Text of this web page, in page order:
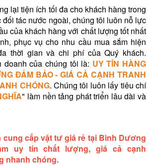
lại tiện ích tối đa cho khách hàng trong
tác nước ngoài, chúng tôi luôn nỗ lực
của khách hàng với chất lượng tốt nhất
phục vụ cho nhu cầu mua sắm hiện
thời gian và chi phí của Quý khách.
doanh của chúng tôi là: UY TÍN HÀNG
ĐẢM BẢO - GIÁ CẢ CẠNH TRANH
CHÓNG. Chúng tôi luôn lấy tiêu chí
" làm nền tảng phát triển lâu dài và
cấp vật tư giá rẻ tại Bình Dương
uy tín chất lượng, giá cả cạnh
nhanh chóng.